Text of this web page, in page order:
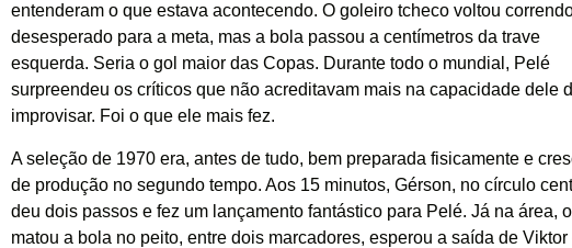
entenderam o que estava acontecendo. O goleiro tcheco voltou
desesperado para a meta, mas a bola passou a centímetros da trave
esquerda. Seria o gol maior das Copas. Durante todo o mundial, Pelé
surpreendeu os críticos que não acreditavam mais na capacidade dele
improvisar. Foi o que ele mais fez.
A seleção de 1970 era, antes de tudo, bem preparada fisicamente e
de produção no segundo tempo. Aos 15 minutos, Gérson, no círculo
deu dois passos e fez um lançamento fantástico para Pelé. Já na área,
matou a bola no peito, entre dois marcadores, esperou a saída de Viktor